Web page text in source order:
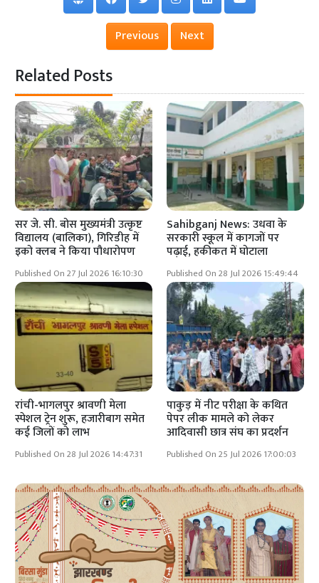
Previous Next
Related Posts
सर जे. सी. बोस मुख्यमंत्री उत्कृष्ट
विद्यालय (बालिका), गिरिडीह में
इको क्लब ने किया पौधारोपण
Published On 27 Jul 2026 16:10:30
Sahibganj News: उधवा के
सरकारी स्कूल में कागजों पर
पढ़ाई, हकीकत में घोटाला
Published On 28 Jul 2026 15:49:44
रांची-भागलपुर श्रावणी मेला
स्पेशल ट्रेन शुरू, हजारीबाग समेत
कई जिलों को लाभ
Published On 28 Jul 2026 14:47:31
पाकुड़ में नीट परीक्षा के कथित
पेपर लीक मामले को लेकर
आदिवासी छात्र संघ का प्रदर्शन
Published On 25 Jul 2026 17:00:03